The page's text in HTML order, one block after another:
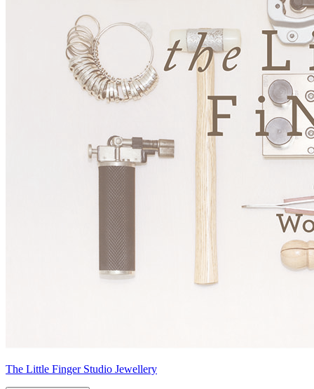
The Little Finger Studio Jewellery